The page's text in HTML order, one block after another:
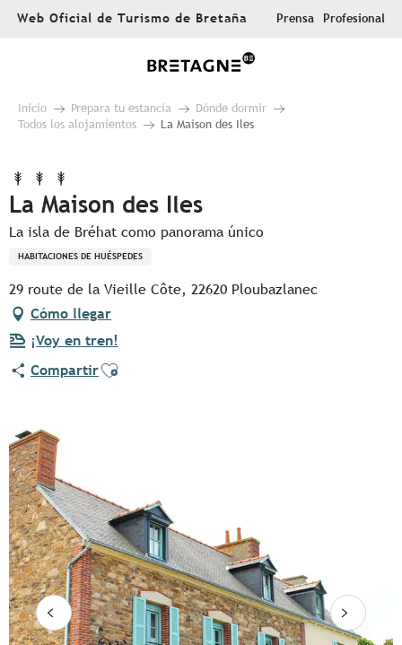
AllerWeb Oficial de Turismo de Bretaña Prensa Profesional
Inicio Prepara tu estancia
Dónde dormir
Todos los alojamientos
La Maison des Iles
La Maison des Iles
La isla de Bréhat como panorama único
HABITACIONES DE HUÉSPEDES
29 route de la Vieille Côte, 22620 Ploubazlanec
Cómo llegar
¡Voy en tren!
CompartirAjouter aux favoris